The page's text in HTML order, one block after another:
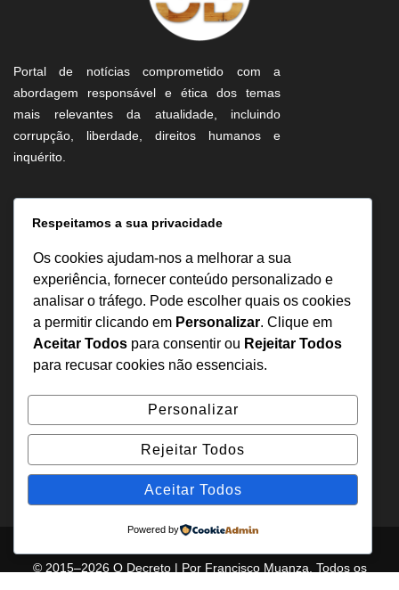
Portal de notícias comprometido com a
abordagem responsável e ética dos temas
mais relevantes da atualidade, incluindo
corrupção, liberdade, direitos humanos e
inquérito.
Informação
Sobre Nós
Estatuto Editorial
Inquérito
Denuncia
Política de Privacidade
Contactos
+244 957 277 922
denuncia@odecreto.com
Angola - Luanda, Viana
© 2015–2026 O Decreto | Por Francisco Muanza. Todos os
Respeitamos a sua privacidade
Os cookies ajudam-nos a melhorar a sua
experiência, fornecer conteúdo personalizado e
analisar o tráfego. Pode escolher quais os cookies
a permitir clicando em Personalizar. Clique em
Aceitar Todos para consentir ou Rejeitar Todos
para recusar cookies não essenciais.
Personalizar
Rejeitar Todos
Aceitar Todos
Powered by